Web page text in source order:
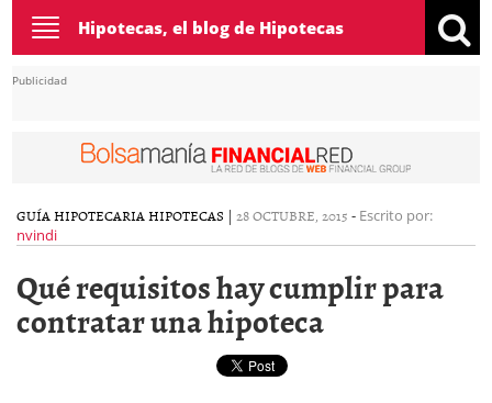
Toggle
navigation
Hipotecas, el blog de Hipotecas
Publicidad
GUÍA HIPOTECARIAHIPOTECAS | 28 OCTUBRE, 2015 - Escrito por:
nvindi
Qué requisitos hay cumplir para
contratar una hipoteca